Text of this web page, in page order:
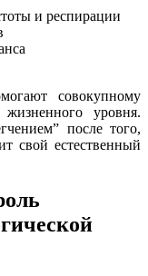
и респирации
совокупному
уровня.
после того,
свой естественный